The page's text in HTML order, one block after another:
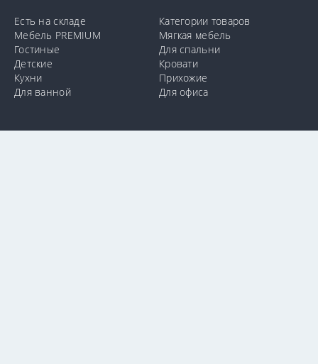
Есть на складе
Категории товаров
Мебель PREMIUM
Мягкая мебель
Гостиные
Для спальни
Детские
Кровати
Кухни
Прихожие
Для ванной
Для офиса